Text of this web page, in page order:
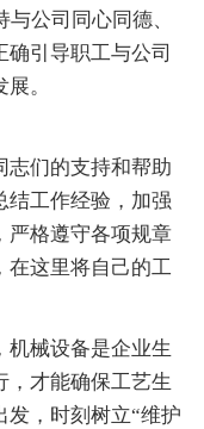
公司同心同德、
引导职工与公司
。
志们的支持和帮助
结工作经验，加强
严格遵守各项规章
在这里将自己的工
机械设备是企业生
，才能确保工艺生
发，时刻树立“维护